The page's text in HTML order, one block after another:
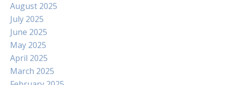
August 2025
July 2025
June 2025
May 2025
April 2025
March 2025